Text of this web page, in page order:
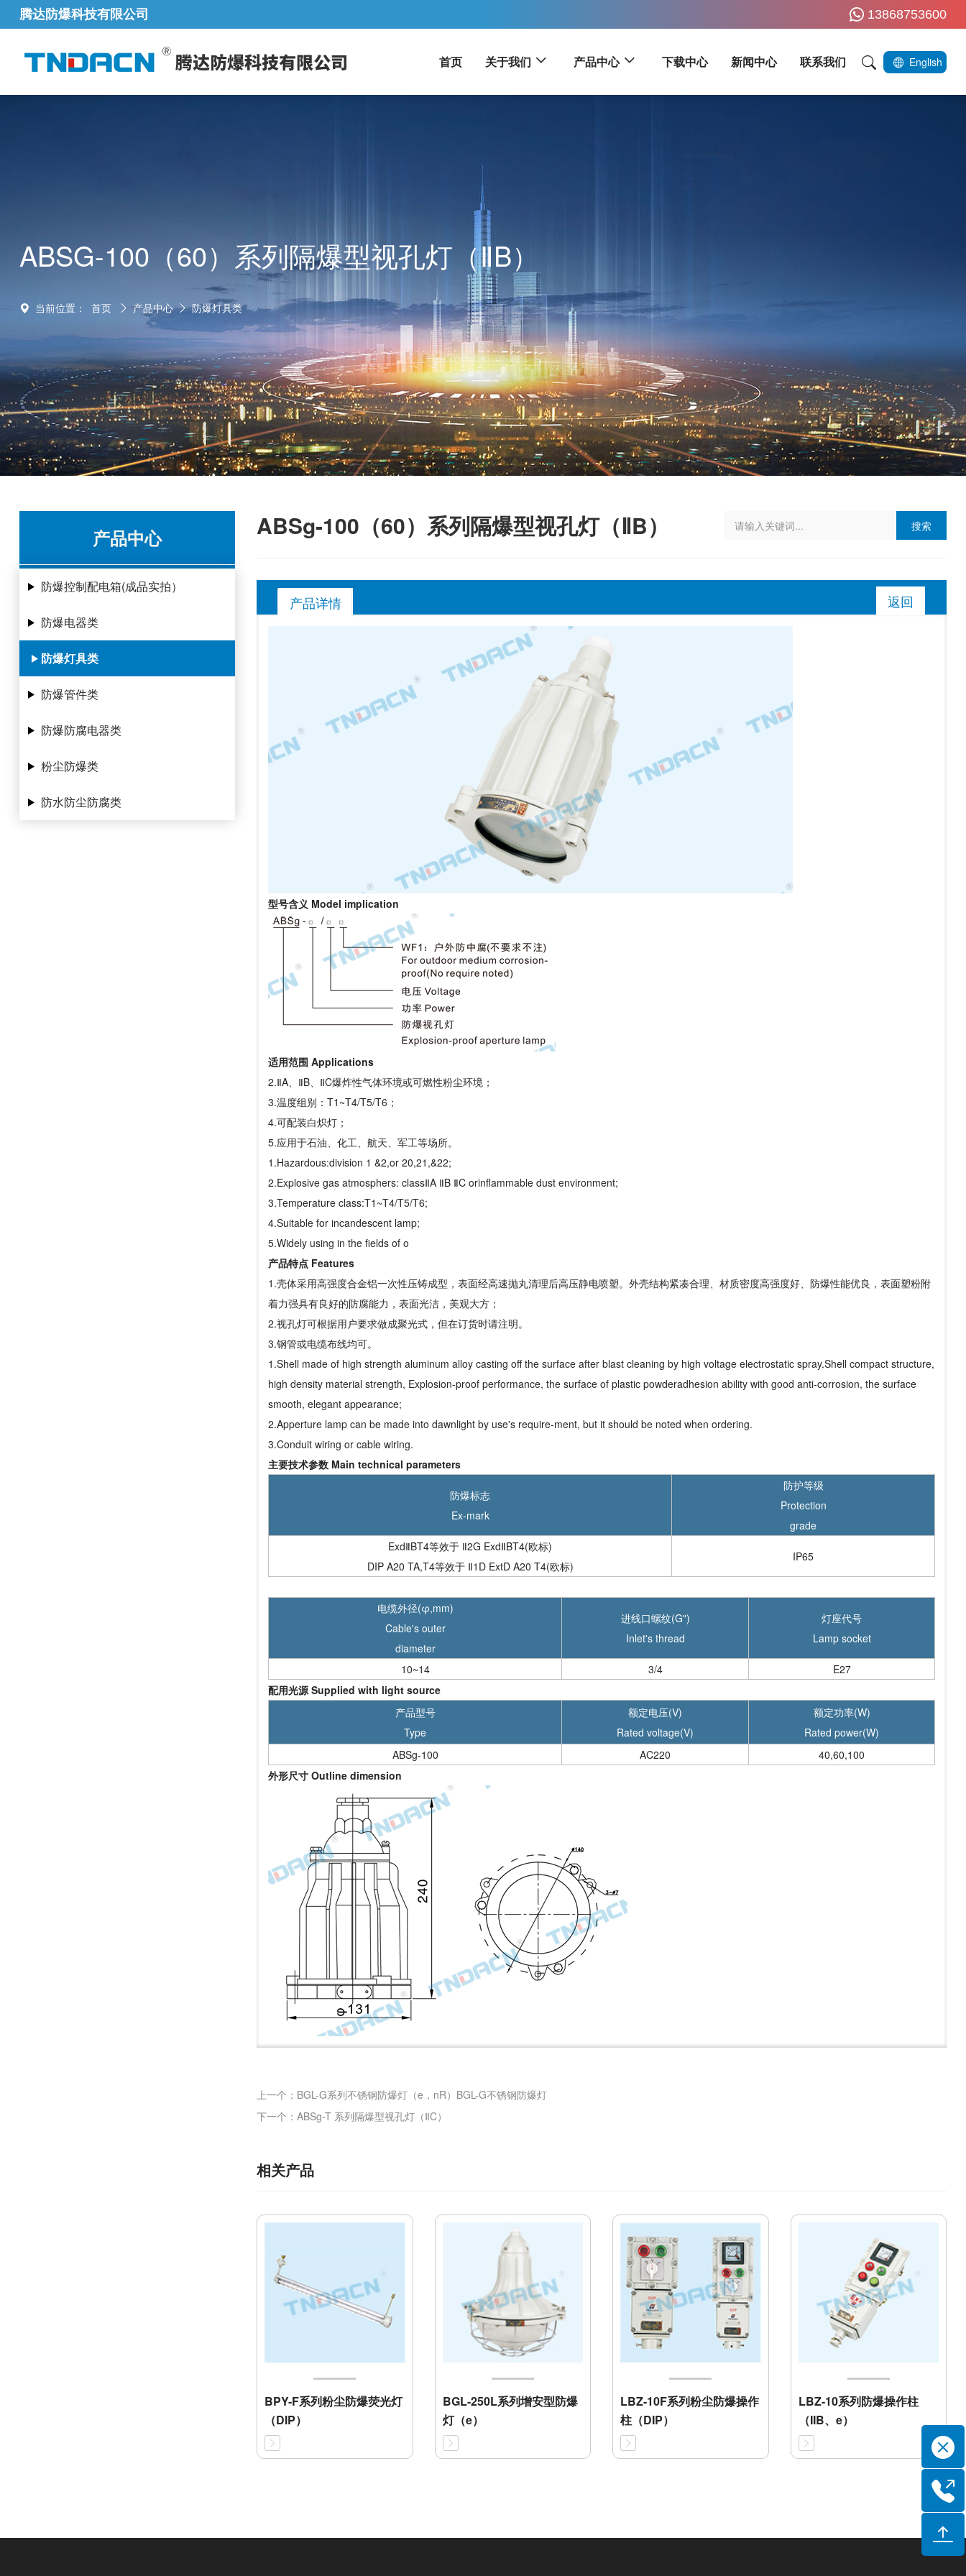
腾达防爆科技有限公司 13868753600
首页 关于我们 产品中心 下载中心 新闻中心 联系我们 English
ABSG-100（60）系列隔爆型视孔灯（ⅡB）
当前位置： 首页 产品中心 防爆灯具类
产品中心
防爆控制配电箱(成品实拍）
防爆电器类
防爆灯具类
防爆管件类
防爆防腐电器类
粉尘防爆类
防水防尘防腐类
ABSg-100（60）系列隔爆型视孔灯（ⅡB） 搜索
产品详情 返回
型号含义 Model implication
适用范围 Applications
2.ⅡA、ⅡB、ⅡC爆炸性气体环境或可燃性粉尘环境；
3.温度组别：T1~T4/T5/T6；
4.可配装白炽灯；
5.应用于石油、化工、航天、军工等场所。
1.Hazardous:division 1 &2,or 20,21,&22;
2.Explosive gas atmosphers: classⅡA ⅡB ⅡC orinflammable dust environment;
3.Temperature class:T1~T4/T5/T6;
4.Suitable for incandescent lamp;
5.Widely using in the fields of o
产品特点 Features
1.壳体采用高强度合金铝一次性压铸成型，表面经高速抛丸清理后高压静电喷塑。外壳结构紧凑合理、材质密度高强度好、防爆性能优良，表面塑粉附
着力强具有良好的防腐能力，表面光洁，美观大方；
2.视孔灯可根据用户要求做成聚光式，但在订货时请注明。
3.钢管或电缆布线均可。
1.Shell made of high strength aluminum alloy casting off the surface after blast cleaning by high voltage electrostatic spray.Shell compact structure,
high density material strength, Explosion-proof performance, the surface of plastic powderadhesion ability with good anti-corrosion, the surface
smooth, elegant appearance;
2.Apperture lamp can be made into dawnlight by use's require-ment, but it should be noted when ordering.
3.Conduit wiring or cable wiring.
主要技术参数 Main technical parameters
防爆标志
Ex-mark
防护等级
Protection
grade
ExdⅡBT4等效于 Ⅱ2G ExdⅡBT4(欧标)
DIP A20 TA,T4等效于 Ⅱ1D ExtD A20 T4(欧标)
IP65
电缆外径(φ,mm)
Cable's outer
diameter
进线口螺纹(G")
Inlet's thread
灯座代号
Lamp socket
10~14 3/4
E27
配用光源 Supplied with light source
产品型号
Type
额定电压(V)
Rated voltage(V)
额定功率(W)
Rated power(W)
ABSg-100
AC220
40,60,100
外形尺寸 Outline dimension
上一个：BGL-G系列不锈钢防爆灯（e，nR）BGL-G不锈钢防爆灯
下一个：ABSg-T 系列隔爆型视孔灯（ⅡC）
相关产品
BPY-F系列粉尘防爆荧光灯
（DIP）
BGL-250L系列增安型防爆
灯（e）
LBZ-10F系列粉尘防爆操作
柱（DIP）
LBZ-10系列防爆操作柱
（IIB、e）